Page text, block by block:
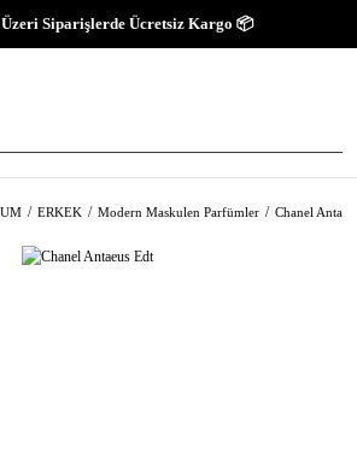
Siparişlerde Ücretsiz Kargo 📦
ERKEK Modern Maskulen Parfümler Chanel